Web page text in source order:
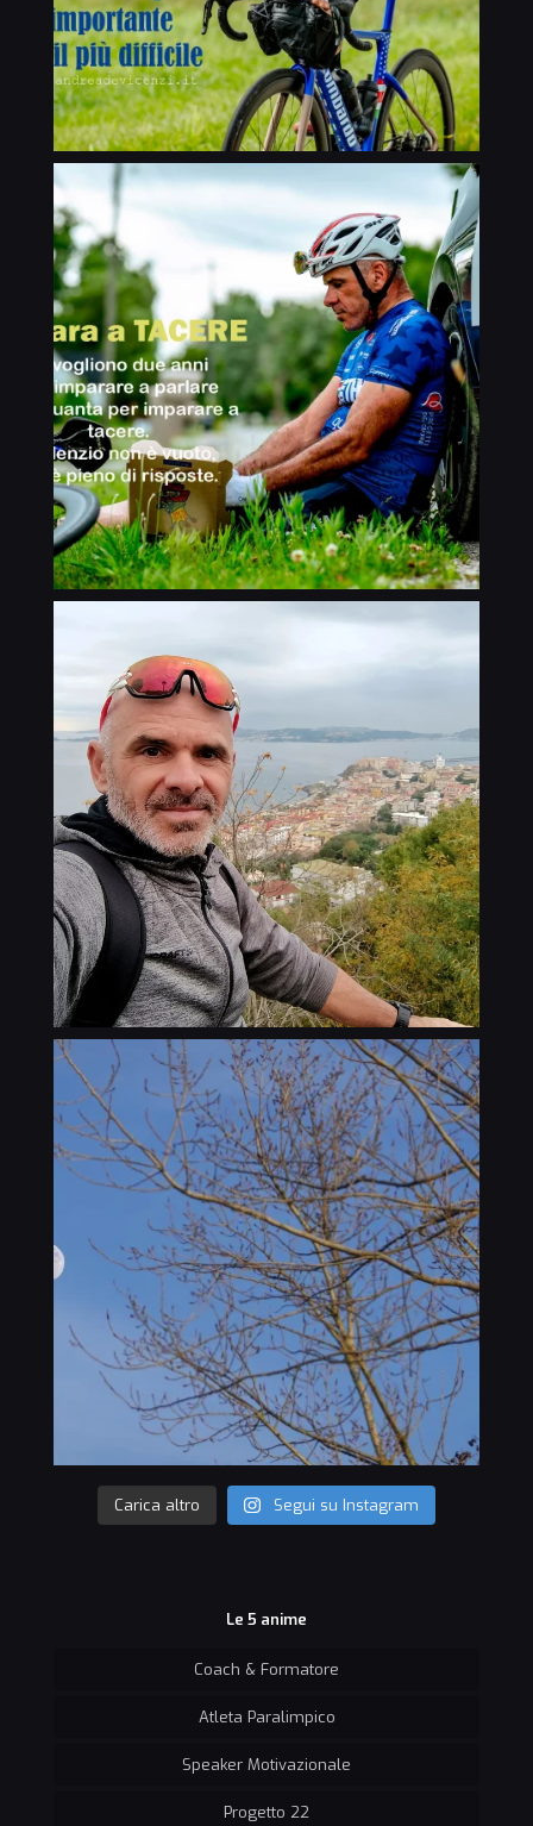
Carica altro Segui su Instagram
Le 5 anime
Coach & Formatore
Atleta Paralimpico
Speaker Motivazionale
Progetto 22